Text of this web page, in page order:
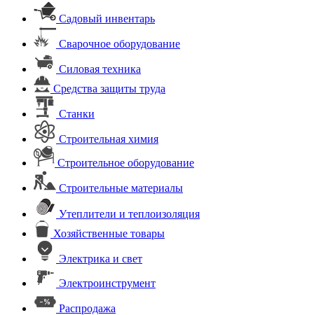
Садовый инвентарь
Сварочное оборудование
Силовая техника
Средства защиты труда
Станки
Строительная химия
Строительное оборудование
Строительные материалы
Утеплители и теплоизоляция
Хозяйственные товары
Электрика и свет
Электроинструмент
Распродажа